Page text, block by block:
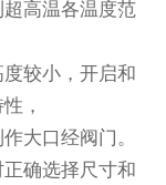
高温各温度范
较小，开启和
，
大口经阀门。
确选择尺寸和